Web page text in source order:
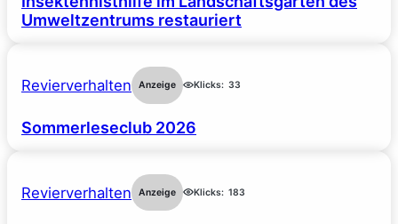
Umweltzentrums restauriert
Revierverhalten Anzeige Klicks: 33
Sommerleseclub 2026
Revierverhalten Anzeige Klicks: 183